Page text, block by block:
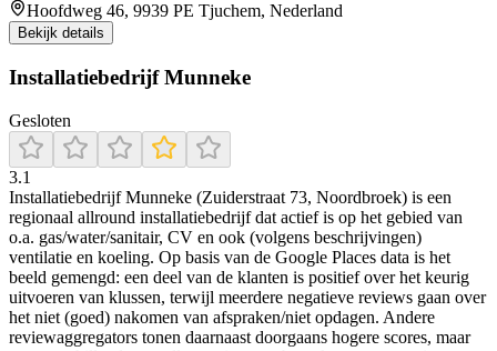
Hoofdweg 46, 9939 PE Tjuchem, Nederland
Bekijk details
Installatiebedrijf Munneke
Gesloten
3.1
Installatiebedrijf Munneke (Zuiderstraat 73, Noordbroek) is een
regionaal allround installatiebedrijf dat actief is op het gebied van
o.a. gas/water/sanitair, CV en ook (volgens beschrijvingen)
ventilatie en koeling. Op basis van de Google Places data is het
beeld gemengd: een deel van de klanten is positief over het keurig
uitvoeren van klussen, terwijl meerdere negatieve reviews gaan over
het niet (goed) nakomen van afspraken/niet opdagen. Andere
reviewaggregators tonen daarnaast doorgaans hogere scores, maar